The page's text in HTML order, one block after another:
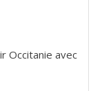
Occitanie avec